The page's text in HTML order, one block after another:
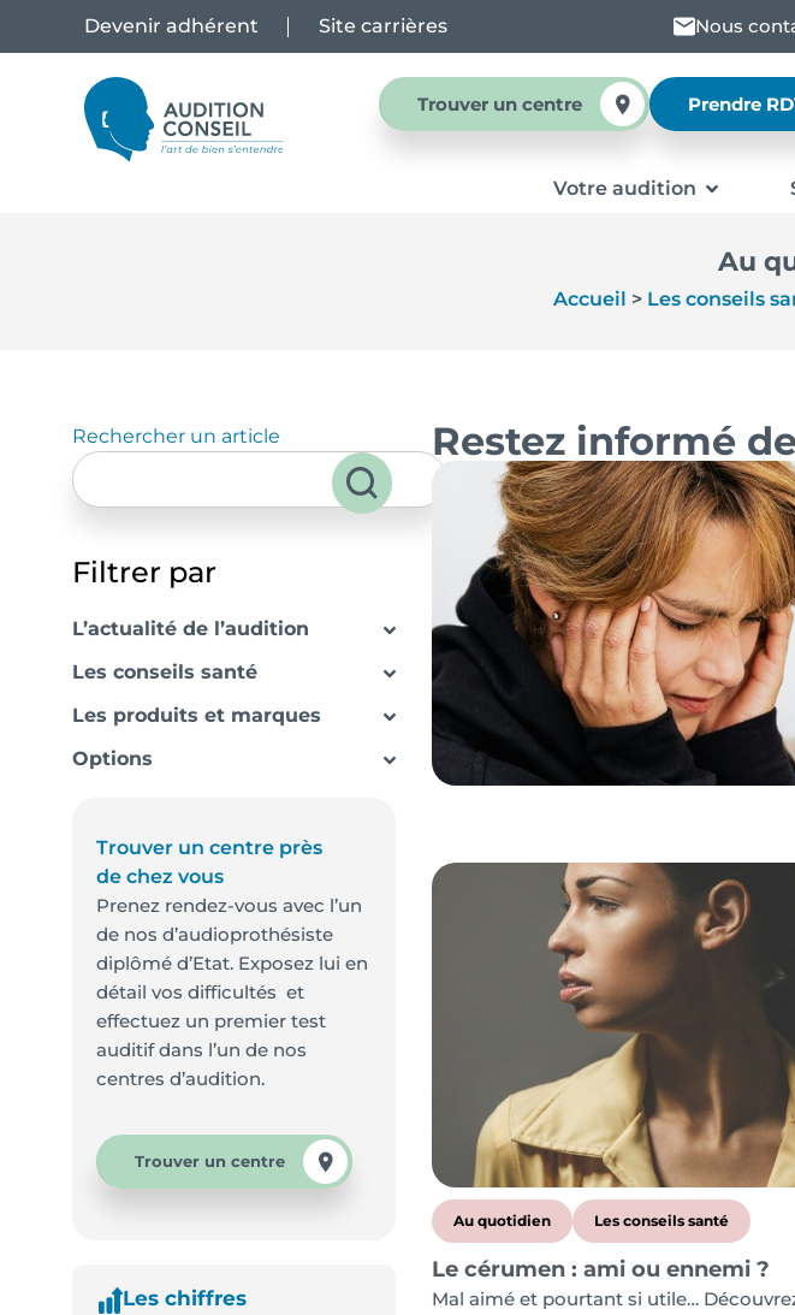
Devenir adhérent Site carrières Nous
Trouver un centre Prendre
Votre audition
Au
Accueil > Les conseils
Rechercher un article
Filtrer par
L’actualité de l’audition
Les conseils santé
Les produits et marques
Options
Trouver un centre près
de chez vous
Prenez rendez-vous avec l’un
de nos d’audioprothésiste
diplômé d’Etat. Exposez lui en
détail vos difficultés et
effectuez un premier test
auditif dans l’un de nos
centres d’audition.
Trouver un centre
Les chiffres
Restez informé
Au quotidien Les conseils santé
Le cérumen : ami ou ennemi ?
Mal aimé et pourtant si utile…